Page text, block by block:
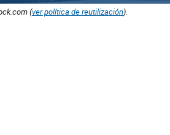
(ver política de reutilización).